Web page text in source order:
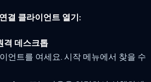
결 클라이언트 열기:
격 데스크톱
언트를 여세요. 시작 메뉴에서 찾을 수